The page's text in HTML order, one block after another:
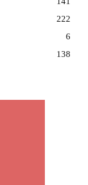
222
6
138